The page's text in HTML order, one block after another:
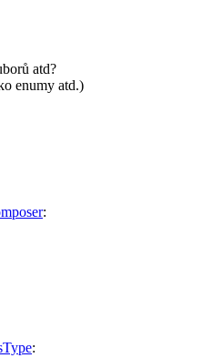
atd?
enumy atd.)
:
: